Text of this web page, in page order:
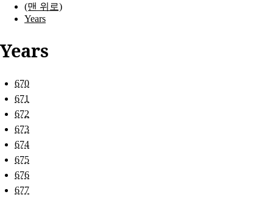
(맨 위로)
Years
Years
670
671
672
673
674
675
676
677